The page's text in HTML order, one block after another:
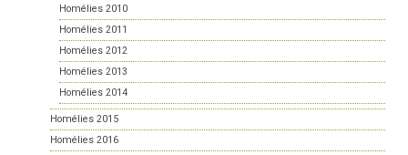
Homélies 2010
Homélies 2011
Homélies 2012
Homélies 2013
Homélies 2014
Homélies 2015
Homélies 2016